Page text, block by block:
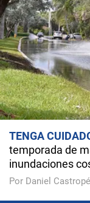
TENGA
temporada de
inundaciones
Por Daniel Castropé